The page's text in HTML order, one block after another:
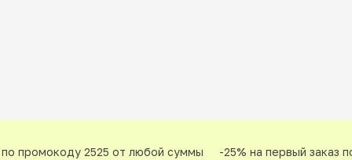
промокоду 2525 от любой суммы -25% на первый заказ